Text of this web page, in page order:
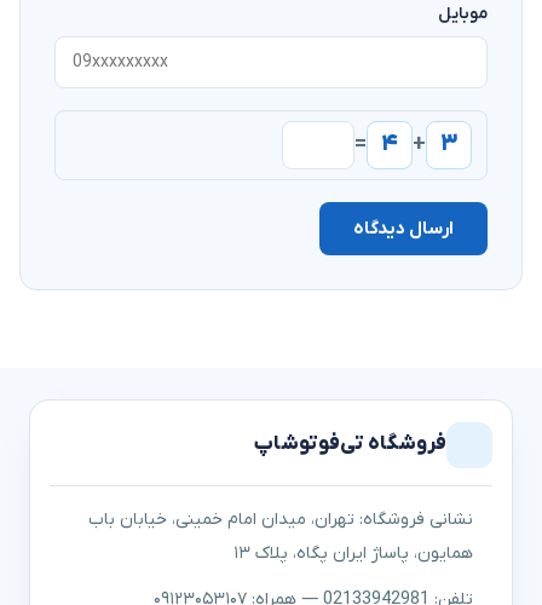
موبایل
۳ + ۴ =
ارسال دیدگاه
فروشگاه تی‌فوتوشاپ
نشانی فروشگاه: تهران، میدان امام خمینی، خیابان باب
همایون، پاساژ ایران پگاه، پلاک ۱۳
تلفن: 02133942981 — همراه: ۰۹۱۲۳۰۵۳۱۰۷